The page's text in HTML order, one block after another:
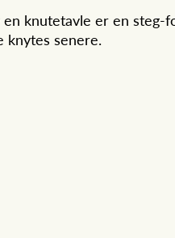
knutetavle er en steg-
knytes senere.